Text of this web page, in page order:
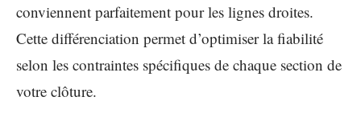
conviennent parfaitement pour les lignes droites.
Cette différenciation permet d’optimiser la fiabilité
selon les contraintes spécifiques de chaque section de
votre clôture.